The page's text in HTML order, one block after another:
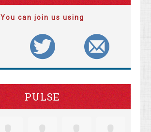
You can join us using
PULSE